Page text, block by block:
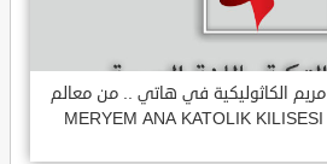
الكاثوليكية في هاتي .. من معالم
المدينة التاريخية والدينية MERYEM ANA KATOLIK KILISESI